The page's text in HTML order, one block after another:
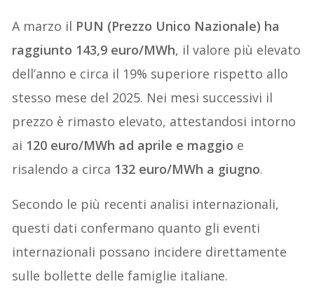
A marzo il PUN (Prezzo Unico Nazionale) ha
raggiunto 143,9 euro/MWh, il valore più elevato
dell’anno e circa il 19% superiore rispetto allo
stesso mese del 2025. Nei mesi successivi il
prezzo è rimasto elevato, attestandosi intorno
ai 120 euro/MWh ad aprile e maggio e
risalendo a circa 132 euro/MWh a giugno.
Secondo le più recenti analisi internazionali,
questi dati confermano quanto gli eventi
internazionali possano incidere direttamente
sulle bollette delle famiglie italiane.